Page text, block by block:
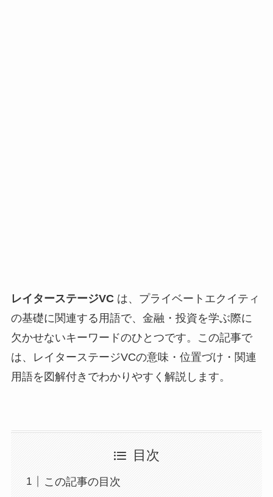
レイターステージVCは、プライベートエクイティ
の基礎に関連する用語で、金融・投資を学ぶ際に
欠かせないキーワードのひとつです。この記事で
は、レイターステージVCの意味・位置づけ・関連
用語を図解付きでわかりやすく解説します。
目次
この記事の目次